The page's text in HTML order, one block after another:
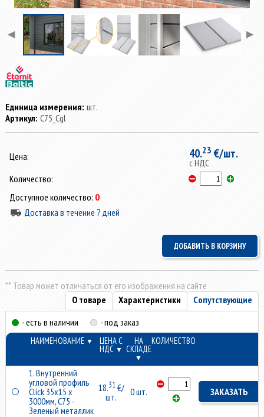
◀ ▶
Единица измерения: шт.
Артикул: C75_Cgl
Цена: 40.23 €/шт.
с НДС
Количество:
Доступное количество: 0
Доставка в течение 7 дней
** Товар может отличаться от его изображения на сайте
Сопутствующие
Характеристики
О товаре
- есть в наличии
- под заказ
НАИМЕНОВАНИЕ ▼ ЦЕНА С
НДС ▼
НА
СКЛАДЕ
▼
КОЛИЧЕСТВО
1. Внутренний
угловой профиль
Click 35x15 x
3000мм, C75 -
Зеленый металлик
18.31€/
шт.
0 шт. ЗАКАЗАТЬ